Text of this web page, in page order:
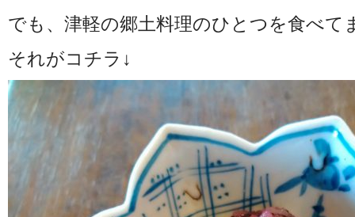
でも、津軽の郷土料理のひとつを食べて
それがコチラ↓